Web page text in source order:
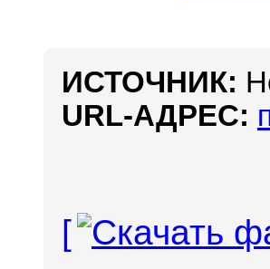
ИСТОЧНИК:
URL-АДРЕС:
[